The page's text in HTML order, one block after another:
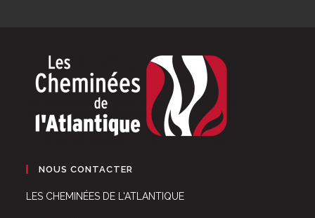
NOUS CONTACTER
LES CHEMINÉES DE L'ATLANTIQUE